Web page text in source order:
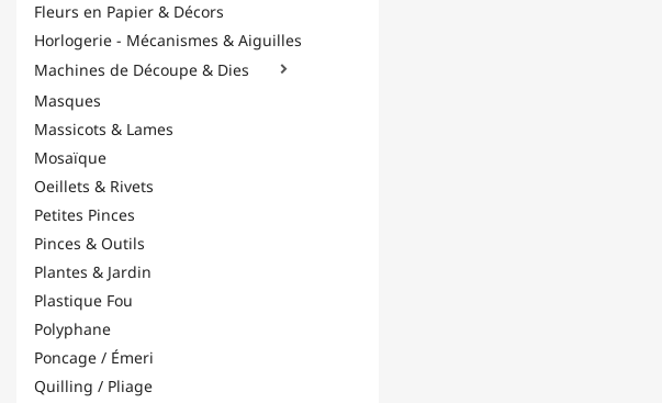
Fleurs en Papier & Décors
Horlogerie - Mécanismes & Aiguilles
Machines de Découpe & Dies

Masques
Massicots & Lames
Mosaïque
Oeillets & Rivets
Petites Pinces
Pinces & Outils
Plantes & Jardin
Plastique Fou
Polyphane
Poncage / Émeri
Quilling / Pliage